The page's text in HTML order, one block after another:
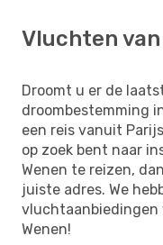
Vluchten
Droomt u er de
droombestemming
een reis vanuit
op zoek bent naar
Wenen te reizen,
juiste adres. We
vluchtaanbiedingen
Wenen!